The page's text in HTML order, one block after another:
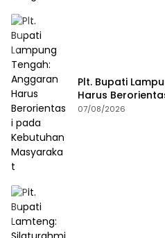
Plt. Bupati
Harus
Masyarakat
07/08/2026